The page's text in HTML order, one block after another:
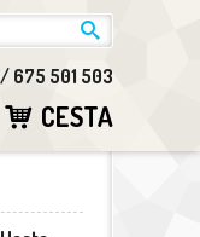
675 501 503
CESTA